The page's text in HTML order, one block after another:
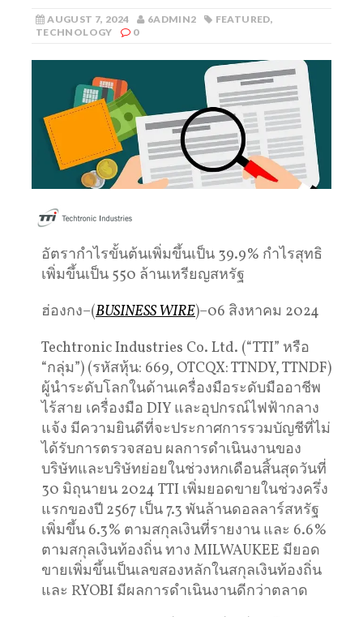
AUGUST 7, 2024 6ADMIN2 FEATURED,
TECHNOLOGY
0
อัตรากำไรขั้นต้นเพิ่มขึ้นเป็น 39.9% กำไรสุทธิ
เพิ่มขึ้นเป็น 550 ล้านเหรียญสหรัฐ
ฮ่องกง–(BUSINESS WIRE)–06 สิงหาคม 2024
Techtronic Industries Co. Ltd. (“TTI” หรือ
“กลุ่ม”) (รหัสหุ้น: 669, OTCQX: TTNDY, TTNDF)
ผู้นำระดับโลกในด้านเครื่องมือระดับมืออาชีพ
ไร้สาย เครื่องมือ DIY และอุปกรณ์ไฟฟ้ากลาง
แจ้ง มีความยินดีที่จะประกาศการรวมบัญชีที่ไม่
ได้รับการตรวจสอบ ผลการดำเนินงานของ
บริษัทและบริษัทย่อยในช่วงหกเดือนสิ้นสุดวันที่
30 มิถุนายน 2024 TTI เพิ่มยอดขายในช่วงครึ่ง
แรกของปี 2567 เป็น 7.3 พันล้านดอลลาร์สหรัฐ
เพิ่มขึ้น 6.3% ตามสกุลเงินที่รายงาน และ 6.6%
ตามสกุลเงินท้องถิ่น ทาง MILWAUKEE มียอด
ขายเพิ่มขึ้นเป็นเลขสองหลักในสกุลเงินท้องถิ่น
และ RYOBI มีผลการดำเนินงานดีกว่าตลาด